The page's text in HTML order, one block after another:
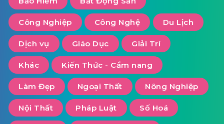
Công Nghiệp Công Nghệ Du Lịch
Dịch vụ Giáo Dục Giải Trí
Khác Kiến Thức - Cẩm nang
Làm Đẹp Ngoại Thất Nông Nghiệp
Nội Thất Pháp Luật Số Hoá